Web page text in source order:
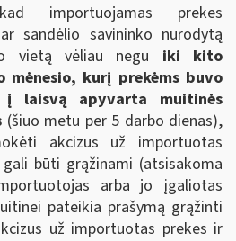
importuojamas prekes
sandėlio savininko nurodytą
vietą vėliau negu iki kito
mėnesio, kurį prekėms buvo
į laisvą apyvarta muitinės
(šiuo metu per 5 darbo dienas),
akcizus už importuotas
būti grąžinami (atsisakoma
arba jo įgaliotas
pateikia prašymą grąžinti
už importuotas prekes ir